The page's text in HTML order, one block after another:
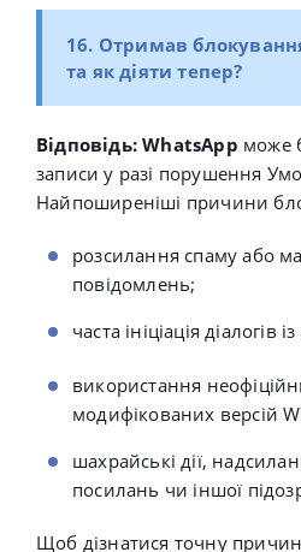
16. Отримав
та як діяти тепер?
Відповідь:WhatsApp може
записи у разі порушення
Найпоширеніші причини
розсилання спаму або
повідомлень;
часта ініціація
використання
модифікованих версій
шахрайські дії,
посилань чи іншої
Щоб дізнатися точну